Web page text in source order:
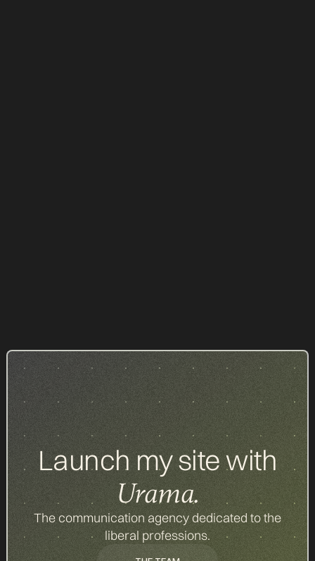
Launch my site with
Urama.
The communication agency dedicated to the
liberal professions.